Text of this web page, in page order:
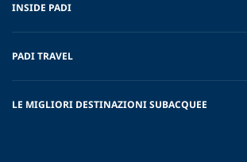
INSIDE PADI
PADI TRAVEL
LE MIGLIORI DESTINAZIONI SUBACQUEE